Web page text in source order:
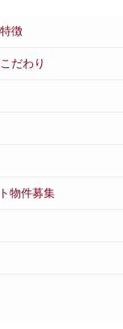
徴
だわり
物件募集